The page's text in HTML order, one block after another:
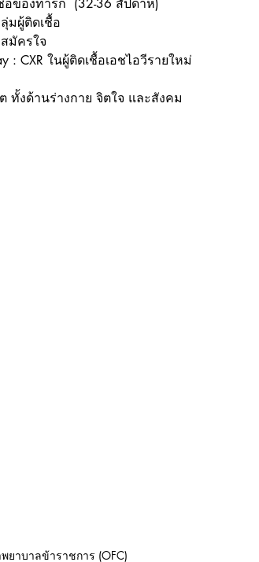
มผู้ติดเชื้อ
มัครใจ
: CXR ในผู้ติดเชื้อเอชไอวีรายใหม่
งด้านร่างกาย จิตใจ และสังคม
ยาบาลข้าราชการ (OFC)